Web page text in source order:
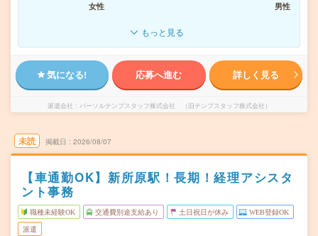
女性
男性
もっと見る
気になる! 応募へ進む 詳しく見る
派遣会社 パーソルテンプスタッフ株式会社 （旧テンプスタッフ株式会社）
未読 掲載日 2026/08/07
【車通勤OK】新所原駅！長期！経理アシスタ
ント事務
職種未経験OK 交通費別途支給あり 土日祝日が休み WEB登録OK
派遣